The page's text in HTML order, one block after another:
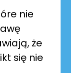
nie
że
się nie